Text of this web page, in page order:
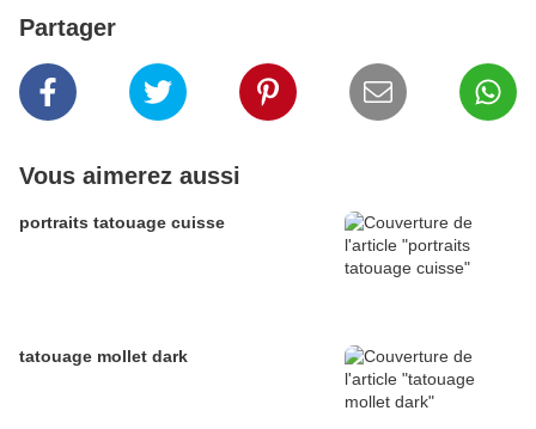
Partager
Vous aimerez aussi
portraits tatouage cuisse
tatouage mollet dark